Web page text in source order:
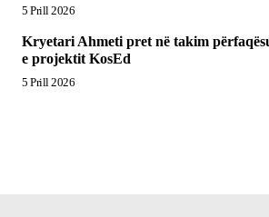
5 Prill 2026
Kryetari Ahmeti pret në takim
e projektit KosEd
5 Prill 2026